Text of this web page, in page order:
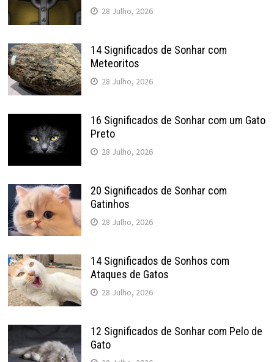
28 Julho, 2026
14 Significados de Sonhar com
Meteoritos
28 Julho, 2026
16 Significados de Sonhar com um Gato
Preto
28 Julho, 2026
20 Significados de Sonhar com
Gatinhos
28 Julho, 2026
14 Significados de Sonhos com
Ataques de Gatos
28 Julho, 2026
12 Significados de Sonhar com Pelo de
Gato